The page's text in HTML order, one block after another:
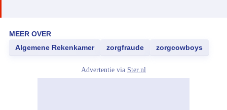
MEER OVER
Algemene Rekenkamer
zorgfraude zorgcowboys
Advertentie via Ster.nl